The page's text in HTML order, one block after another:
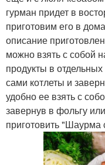
гурман придет в
приготовим его в
описание
можно взять с собой
продукты в
сами котлеты и
удобно ее взять с
завернув в фольгу
приготовить "Шаурма